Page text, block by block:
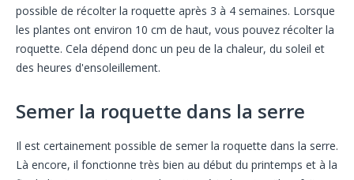
possible de récolter la roquette après 3 à 4 semaines. Lorsque
les plantes ont environ 10 cm de haut, vous pouvez récolter la
roquette. Cela dépend donc un peu de la chaleur, du soleil et
des heures d'ensoleillement.
Semer la roquette dans la serre
Il est certainement possible de semer la roquette dans la serre.
Là encore, il fonctionne très bien au début du printemps et à la